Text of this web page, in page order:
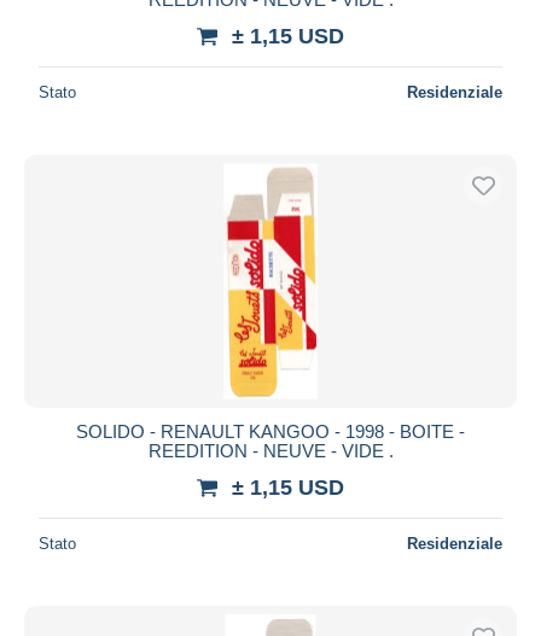
± 1,15 USD
Stato Residenziale
SOLIDO - RENAULT KANGOO - 1998 - BOITE -
REEDITION - NEUVE - VIDE .
± 1,15 USD
Stato Residenziale